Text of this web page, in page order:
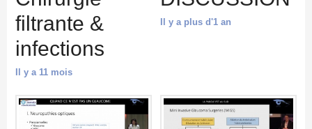
filtrante &
infections
Il y a 11 mois
Il y a plus d'1 an